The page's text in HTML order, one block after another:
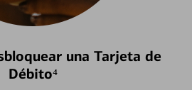
una Tarjeta de
Débito⁴